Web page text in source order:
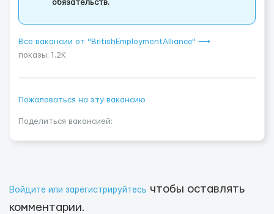
обязательств.
Все вакансии от "BritishEmploymentAlliance" ⟶
показы: 1.2K
Пожаловаться на эту вакансию
Поделиться вакансией:
Войдите или зарегистрируйтесь чтобы оставлять
комментарии.